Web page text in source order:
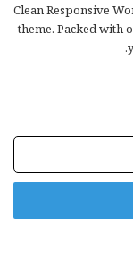
Clean Responsive
theme. Packed with